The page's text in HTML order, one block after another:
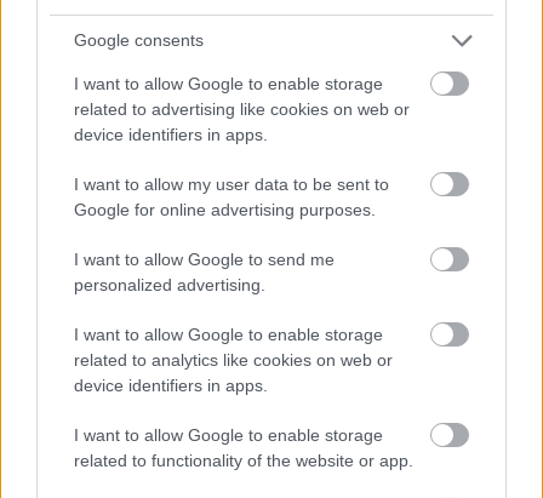
Google consents
I want to allow Google to enable storage
related to advertising like cookies on web or
device identifiers in apps.
I want to allow my user data to be sent to
Google for online advertising purposes.
I want to allow Google to send me
personalized advertising.
I want to allow Google to enable storage
related to analytics like cookies on web or
device identifiers in apps.
I want to allow Google to enable storage
related to functionality of the website or app.
FORMA-1 / 2021. NOV. 9.
Giovinazzi és Mazepin is kiakadtak
a csapataikra
Két Forma-1-es pilóta is úgy hagyja el Mexikót, hogy
összevesztek a csapataikkal, és ez különösen Antonio
Giovinazzi esetében izgalmas, akinek a leváltására készül az
Alfa Romeo 2022-ben. Legutóbbi esetük akkor volt, amikor az
olasz pilótát leintették kockás zászlóval, és megejtett egy